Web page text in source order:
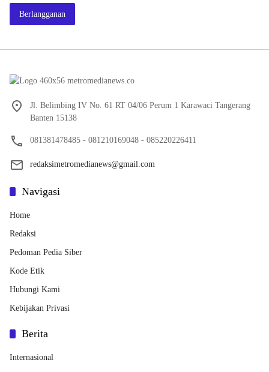
Berlangganan
Jl. Belimbing IV No. 61 RT 04/06 Perum 1 Karawaci Tangerang
Banten 15138
081381478485 - 081210169048 - 085220226411
redaksimetromedianews@gmail.com
Navigasi
Home
Redaksi
Pedoman Pedia Siber
Kode Etik
Hubungi Kami
Kebijakan Privasi
Berita
Internasional